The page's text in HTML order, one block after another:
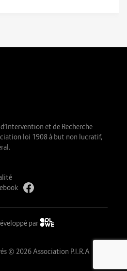
et de Recherche
loi 1908 à but non lucratif,
par
© 2026 Association P.I.R.A